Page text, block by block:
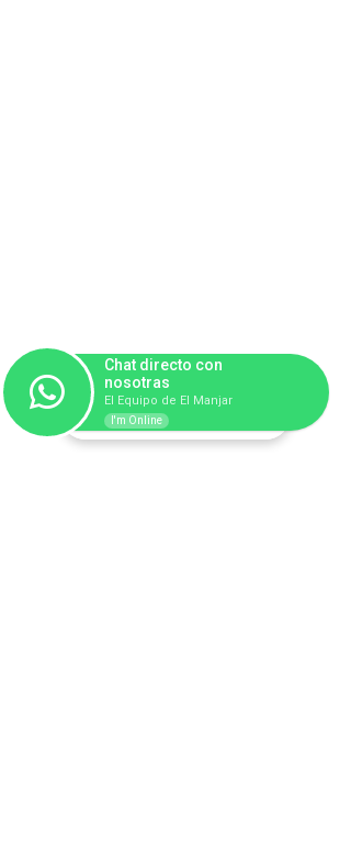
Chat directo con
nosotras
El Equipo de El Manjar
I'm Online